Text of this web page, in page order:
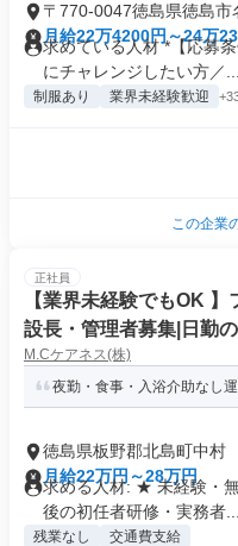
〒770-0047徳島県徳島市
月給22万4200円～24万
求めている人材 *【応募
にチャレンジしたい方／...
制服あり 業界未経験歓迎
この企業
正社員
【業界未経験でもOK
設長・管理者募集|日勤
M.Cケアネス(株)
夜勤・食事・入浴介助なし
徳島県板野郡北島町中村
月給22万円～28万円
求める人材: ★ 未経験・
後の初任者研修・実務者...
残業なし 交通費支給